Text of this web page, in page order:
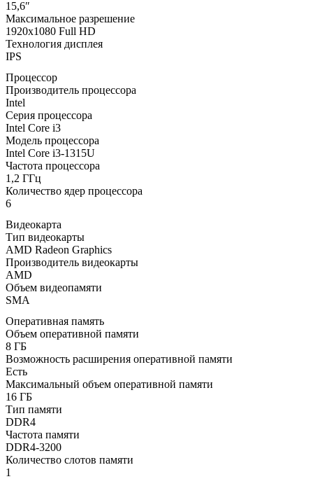
15,6″
Максимальное разрешение
1920x1080 Full HD
Технология дисплея
IPS
Процессор
Производитель процессора
Intel
Серия процессора
Intel Core i3
Модель процессора
Intel Core i3-1315U
Частота процессора
1,2 ГГц
Количество ядер процессора
6
Видеокарта
Тип видеокарты
AMD Radeon Graphics
Производитель видеокарты
AMD
Объем видеопамяти
SMA
Оперативная память
Объем оперативной памяти
8 ГБ
Возможность расширения оперативной памяти
Есть
Максимальный объем оперативной памяти
16 ГБ
Тип памяти
DDR4
Частота памяти
DDR4-3200
Количество слотов памяти
1